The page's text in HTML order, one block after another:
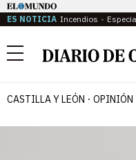
ES NOTICIA Incendios
Menú
CASTILLA Y LEÓN OPINIÓN